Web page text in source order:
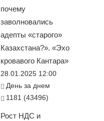
почему
заволновались
адепты «старого»
Казахстана?». «Эхо
кровавого Кантара»
28.01.2025 12:00
День за днем
1181 (43496)
Рост НДС и